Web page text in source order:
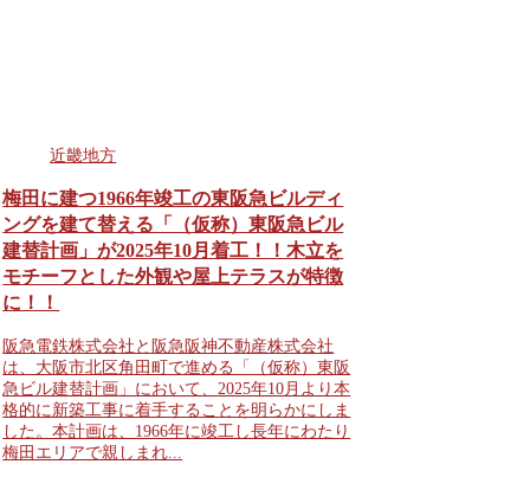
近畿地方
梅田に建つ1966年竣工の東阪急ビルディ
ングを建て替える「（仮称）東阪急ビル
建替計画」が2025年10月着工！！木立を
モチーフとした外観や屋上テラスが特徴
に！！
阪急電鉄株式会社と阪急阪神不動産株式会社
は、大阪市北区角田町で進める「（仮称）東阪
急ビル建替計画」において、2025年10月より本
格的に新築工事に着手することを明らかにしま
した。本計画は、1966年に竣工し長年にわたり
梅田エリアで親しまれ...